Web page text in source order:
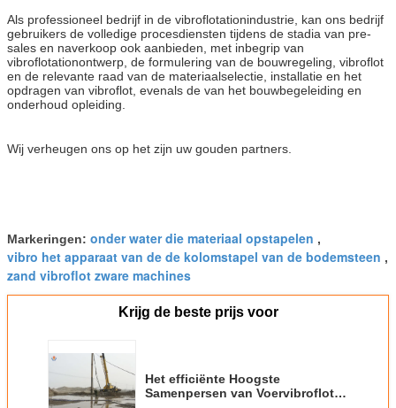
Als professioneel bedrijf in de vibroflotationindustrie, kan ons bedrijf
gebruikers de volledige procesdiensten tijdens de stadia van pre-
sales en naverkoop ook aanbieden, met inbegrip van
vibroflotationontwerp, de formulering van de bouwregeling, vibroflot
en de relevante raad van de materiaalselectie, installatie en het
opdragen van vibroflot, evenals de van het bouwbegeleiding en
onderhoud opleiding.
Wij verheugen ons op het zijn uw gouden partners.
Markeringen: onder water die materiaal opstapelen ,
vibro het apparaat van de de kolomstapel van de bodemsteen ,
zand vibroflot zware machines
Krijg de beste prijs voor
Het efficiënte Hoogste
Samenpersen van Voervibroflot